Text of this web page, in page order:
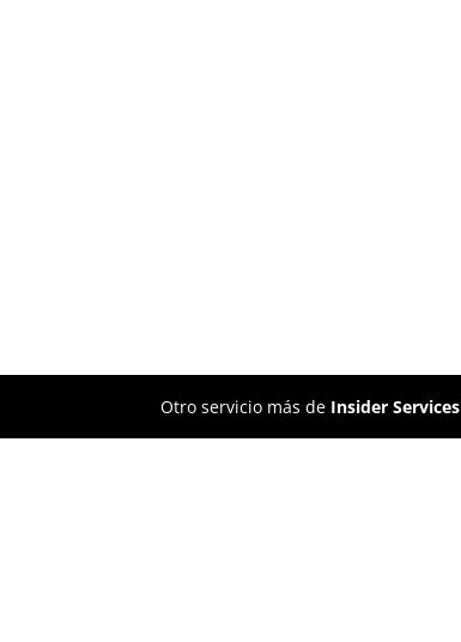
Otro servicio más de Insider Services